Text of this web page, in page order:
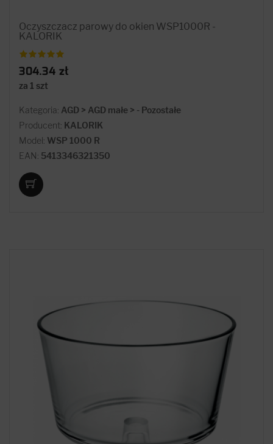
Oczyszczacz parowy do okien WSP1000R -
KALORIK
304.34 zł
za 1 szt
Kategoria: AGD > AGD małe > - Pozostałe
Producent: KALORIK
Model: WSP 1000 R
EAN: 5413346321350